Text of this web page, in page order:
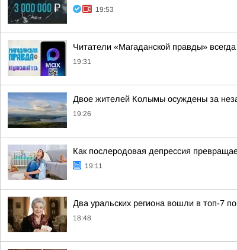
19:53
Читатели «Магаданской правды»
19:31
Двое жителей Колымы осуждены за
19:26
Как послеродовая депрессия
19:11
Два уральских региона вошли в топ-7
18:48